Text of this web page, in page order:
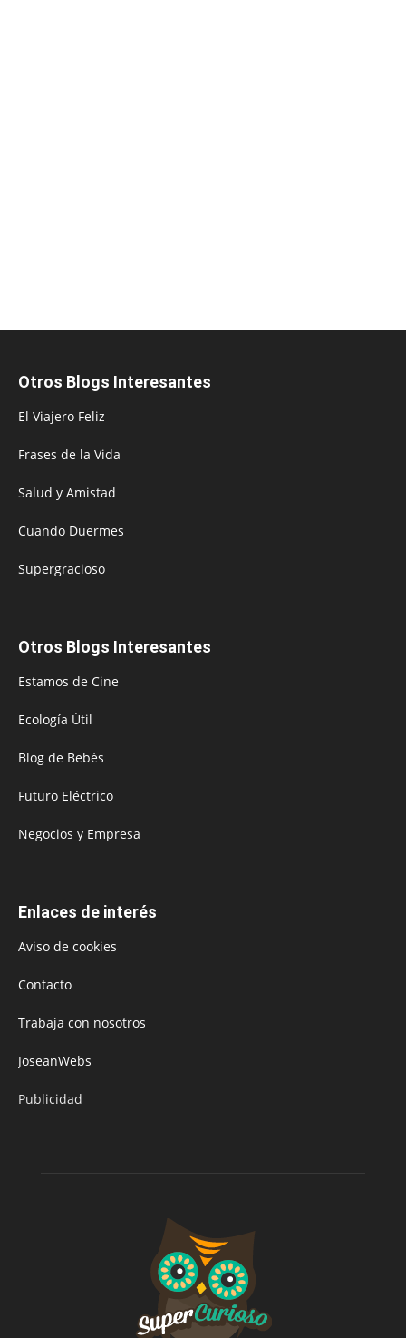
Otros Blogs Interesantes
El Viajero Feliz
Frases de la Vida
Salud y Amistad
Cuando Duermes
Supergracioso
Otros Blogs Interesantes
Estamos de Cine
Ecología Útil
Blog de Bebés
Futuro Eléctrico
Negocios y Empresa
Enlaces de interés
Aviso de cookies
Contacto
Trabaja con nosotros
JoseanWebs
Publicidad